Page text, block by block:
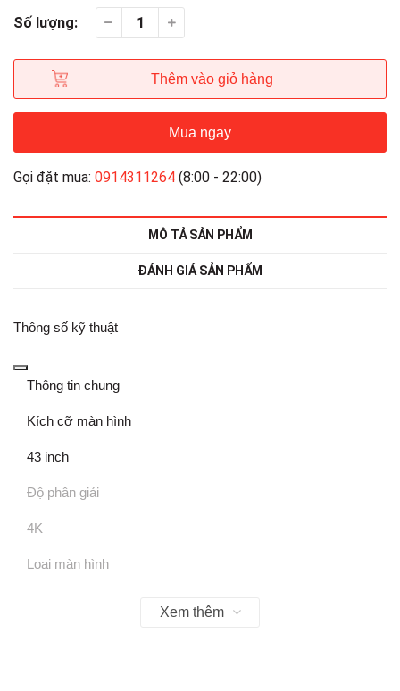
Số lượng:
Thêm vào giỏ hàng
Mua ngay
Gọi đặt mua: 0914311264 (8:00 - 22:00)
MÔ TẢ SẢN PHẨM
ĐÁNH GIÁ SẢN PHẨM
Thông số kỹ thuật
Thông tin chung
Kích cỡ màn hình
43 inch
Độ phân giải
4K
Loại màn hình
Xem thêm